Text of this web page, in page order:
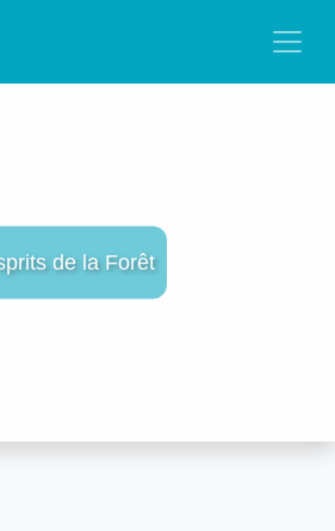
de la Forêt